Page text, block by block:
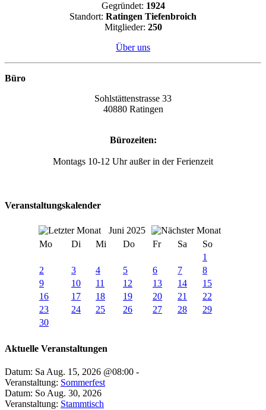
Gegründet: 1924
Standort: Ratingen Tiefenbroich
Mitglieder: 250
Über uns
Büro
Sohlstättenstrasse 33
40880 Ratingen
Bürozeiten:
Montags 10-12 Uhr außer in der Ferienzeit
Veranstaltungskalender
Juni 2025
Mo
Di Mi Do Fr Sa
So
1
2
3 4 5 6 7
8
9
10 11 12 13 14
15
16
17 18 19 20 21
22
23
24 25 26 27 28
29
30
Aktuelle Veranstaltungen
Datum: Sa Aug. 15, 2026 @08:00 -
Veranstaltung: Sommerfest
Datum: So Aug. 30, 2026
Veranstaltung: Stammtisch